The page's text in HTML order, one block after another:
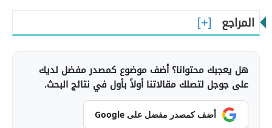
المراجع
هل يعجبك محتوانا؟ أضف موضوع كمصدر مفضل لديك
على جوجل لتصلك مقالاتنا أولاً بأول في نتائج البحث.
أضف كمصدر مفضل على Google